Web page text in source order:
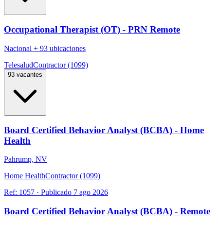
Occupational Therapist (OT) - PRN Remote
Nacional + 93 ubicaciones
TelesaludContractor (1099)
93 vacantes
Board Certified Behavior Analyst (BCBA) - Home
Health
Pahrump, NV
Home HealthContractor (1099)
Ref: 1057 · Publicado 7 ago 2026
Board Certified Behavior Analyst (BCBA) - Remote